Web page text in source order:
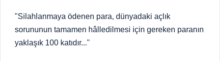
"Silahlanmaya ödenen para, dünyadaki açlık
sorununun tamamen hâlledilmesi için gereken paranın
yaklaşık 100 katıdır..."